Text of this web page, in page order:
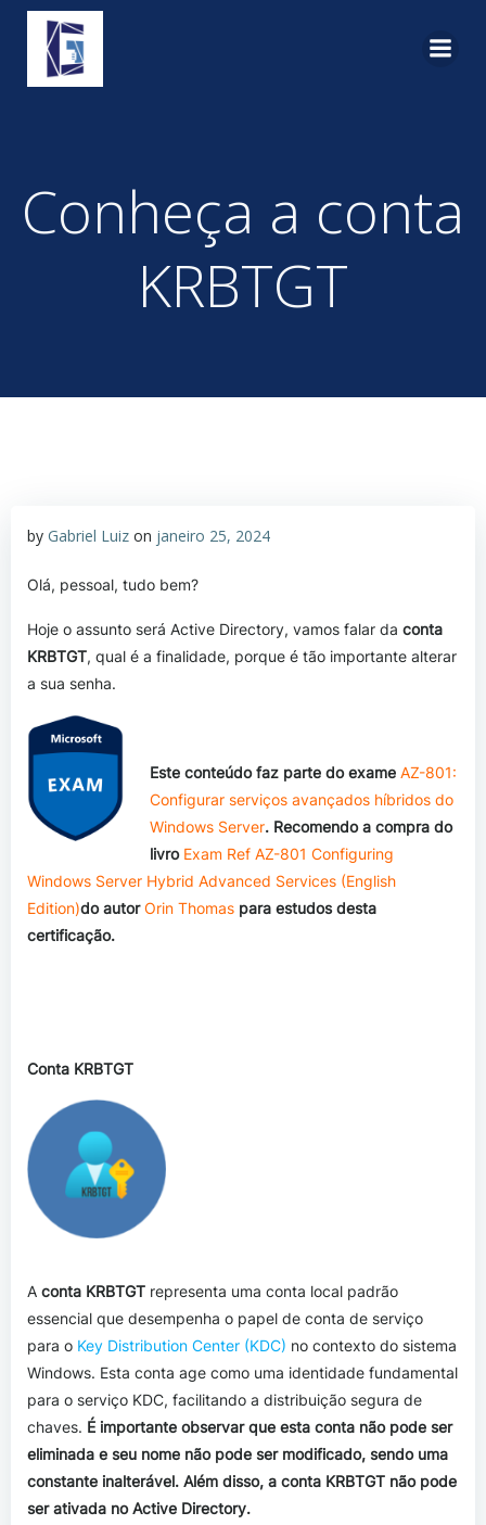
Conheça a conta
KRBTGT
by Gabriel Luiz on janeiro 25, 2024
Olá, pessoal, tudo bem?
Hoje o assunto será Active Directory, vamos falar da conta
KRBTGT, qual é a finalidade, porque é tão importante alterar
a sua senha.
Este conteúdo faz parte do exame AZ-801:
Configurar serviços avançados híbridos do
Windows Server. Recomendo a compra do
livro Exam Ref AZ-801 Configuring
Windows Server Hybrid Advanced Services (English
Edition)do autorOrin Thomas para estudos desta
certificação.
Conta KRBTGT
A conta KRBTGT representa uma conta local padrão
essencial que desempenha o papel de conta de serviço
para o Key Distribution Center (KDC) no contexto do sistema
Windows. Esta conta age como uma identidade fundamental
para o serviço KDC, facilitando a distribuição segura de
chaves. É importante observar que esta conta não pode ser
eliminada e seu nome não pode ser modificado, sendo uma
constante inalterável. Além disso, a conta KRBTGT não pode
ser ativada no Active Directory.